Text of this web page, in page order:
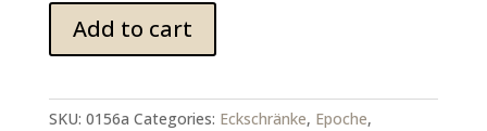
Mahagoni
Eck-
quantity
Add to cart
SKU: 0156a Categories: Eckschränke, Epoche,